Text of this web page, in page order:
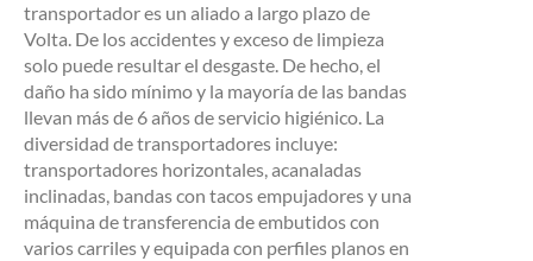
transportador es un aliado a largo plazo de
Volta. De los accidentes y exceso de limpieza
solo puede resultar el desgaste. De hecho, el
daño ha sido mínimo y la mayoría de las bandas
llevan más de 6 años de servicio higiénico. La
diversidad de transportadores incluye:
transportadores horizontales, acanaladas
inclinadas, bandas con tacos empujadores y una
máquina de transferencia de embutidos con
varios carriles y equipada con perfiles planos en